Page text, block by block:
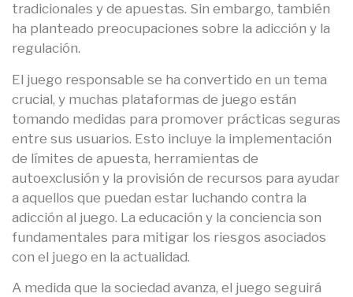
tradicionales y de apuestas. Sin embargo, también
ha planteado preocupaciones sobre la adicción y la
regulación.
El juego responsable se ha convertido en un tema
crucial, y muchas plataformas de juego están
tomando medidas para promover prácticas seguras
entre sus usuarios. Esto incluye la implementación
de límites de apuesta, herramientas de
autoexclusión y la provisión de recursos para ayudar
a aquellos que puedan estar luchando contra la
adicción al juego. La educación y la conciencia son
fundamentales para mitigar los riesgos asociados
con el juego en la actualidad.
A medida que la sociedad avanza, el juego seguirá